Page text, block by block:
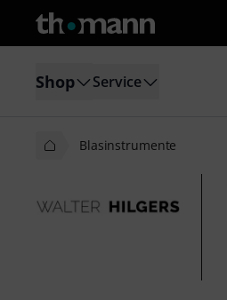
Shop Service
Blasinstrumente